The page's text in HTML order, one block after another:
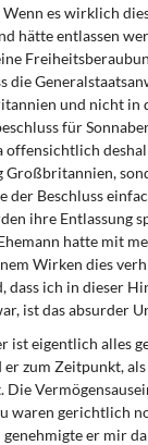
es wirklich
hätte entlassen
die
und nicht in
für
offensichtlich
der Beschluss
ihre Entlas­sung
hatte mit
Wirken dies
dass ich in dieser
ist das absurder
ist eigentlich alles
zum Zeitpunkt,
Die
waren gerichtlich
er mir